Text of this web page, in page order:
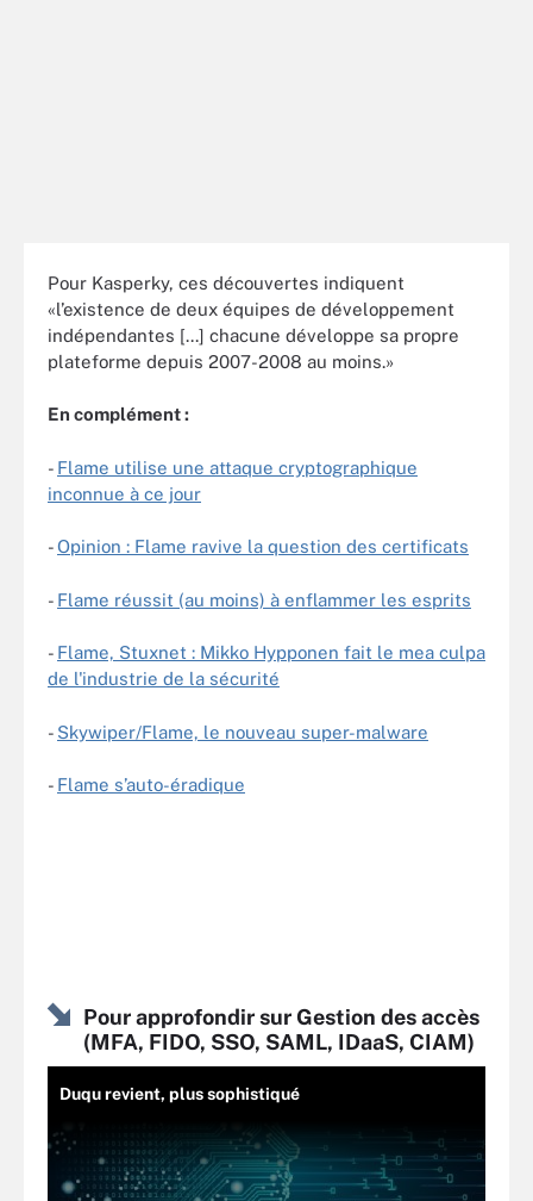
Pour Kasperky, ces découvertes indiquent
«l’existence de deux équipes de développement
indépendantes [...] chacune développe sa propre
plateforme depuis 2007-2008 au moins.»
En complément :
- Flame utilise une attaque cryptographique
inconnue à ce jour
-Opinion : Flame ravive la question des certificats
- Flame réussit (au moins) à enflammer les esprits
- Flame, Stuxnet : Mikko Hypponen fait le mea culpa
de l'industrie de la sécurité
- Skywiper/Flame, le nouveau super-malware
- Flame s’auto-éradique
Pour approfondir sur Gestion des accès
(MFA, FIDO, SSO, SAML, IDaaS, CIAM)
Duqu revient, plus sophistiqué